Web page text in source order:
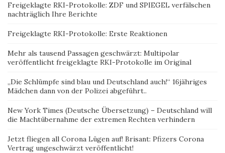
Freigeklagte RKI-Protokolle: ZDF und SPIEGEL verfälschen
nachträglich Ihre Berichte
Freigeklagte RKI-Protokolle: Erste Reaktionen
Mehr als tausend Passagen geschwärzt: Multipolar
veröffentlicht freigeklagte RKI-Protokolle im Original
„Die Schlümpfe sind blau und Deutschland auch!“ 16jähriges
Mädchen dann von der Polizei abgeführt..
New York Times (Deutsche Übersetzung) – Deutschland will
die Machtübernahme der extremen Rechten verhindern
Jetzt fliegen all Corona Lügen auf! Brisant: Pfizers Corona
Vertrag ungeschwärzt veröffentlicht!